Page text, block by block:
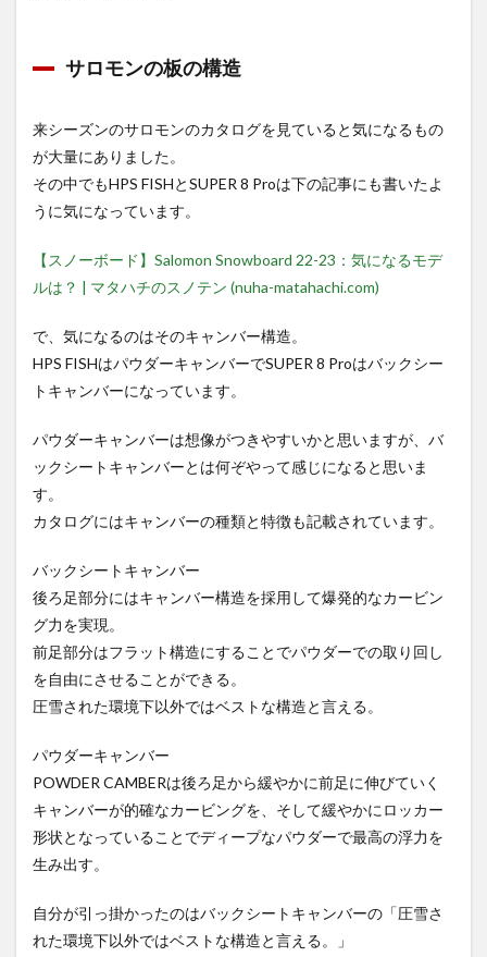
サロモンの板の構造
来シーズンのサロモンのカタログを見ていると気になるもの
が大量にありました。
その中でもHPS FISHとSUPER 8 Proは下の記事にも書いたよ
うに気になっています。
【スノーボード】Salomon Snowboard 22-23：気になるモデ
ルは？ | マタハチのスノテン (nuha-matahachi.com)
で、気になるのはそのキャンバー構造。
HPS FISHはパウダーキャンバーでSUPER 8 Proはバックシー
トキャンバーになっています。
パウダーキャンバーは想像がつきやすいかと思いますが、バ
ックシートキャンバーとは何ぞやって感じになると思いま
す。
カタログにはキャンバーの種類と特徴も記載されています。
バックシートキャンバー
後ろ足部分にはキャンバー構造を採用して爆発的なカービン
グ力を実現。
前足部分はフラット構造にすることでパウダーでの取り回し
を自由にさせることができる。
圧雪された環境下以外ではベストな構造と言える。
パウダーキャンバー
POWDER CAMBERは後ろ足から緩やかに前足に伸びていく
キャンバーが的確なカービングを、そして緩やかにロッカー
形状となっていることでディープなパウダーで最高の浮力を
生み出す。
自分が引っ掛かったのはバックシートキャンバーの「圧雪さ
れた環境下以外ではベストな構造と言える。」